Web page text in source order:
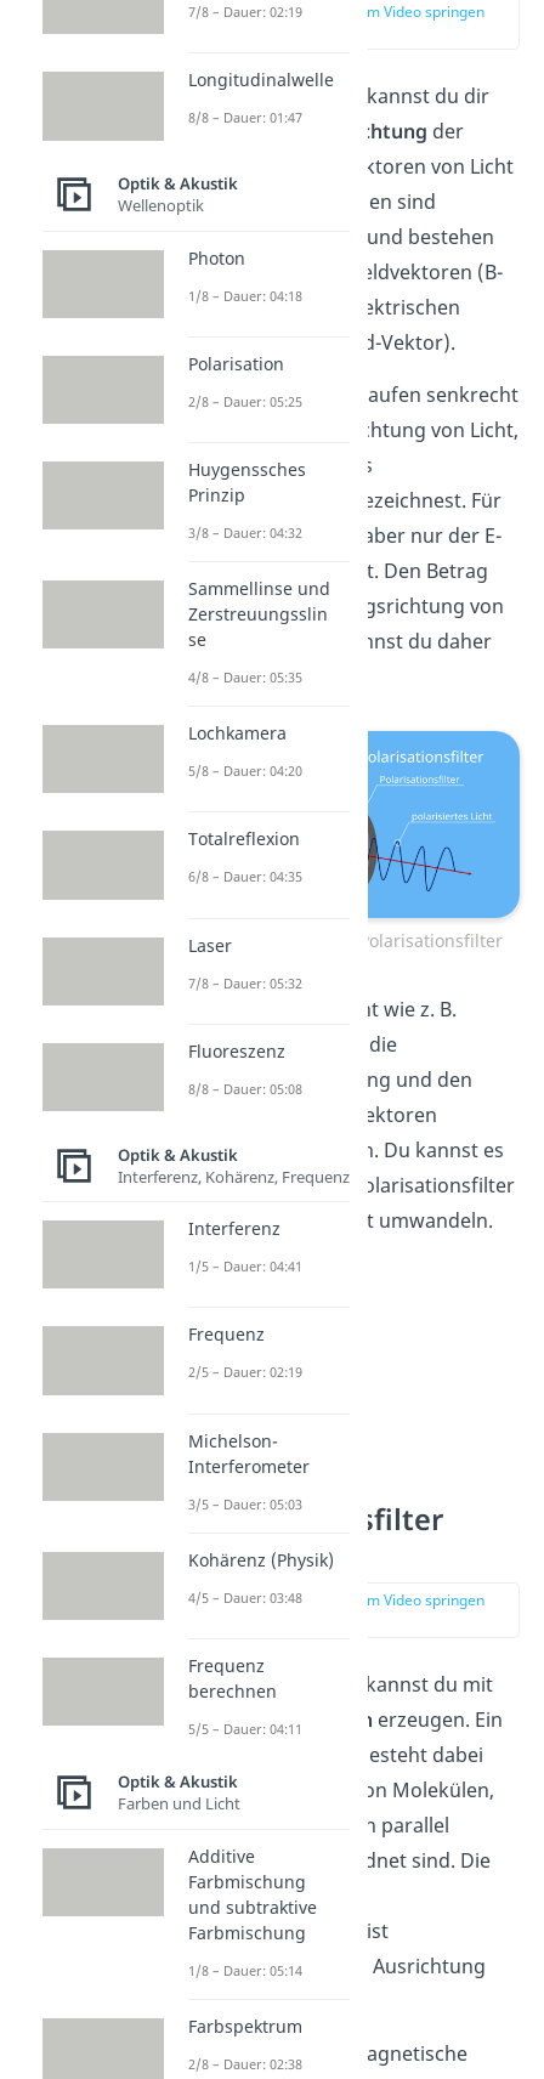
zur Stelle im Video springen
Unter
kannst du dir
die
Schwingungsrichtung der
elektrischen Feldvektoren von Licht
vorstellen. Lichtwellen sind
elektromagnetisch und bestehen
somit aus Magnetfeldvektoren (B-
Feld-Vektor) und elektrischen
Feldvektoren (E-Feld-Vektor).
Beide Vektoren verlaufen senkrecht
zur Ausbreitungsrichtung von Licht,
weshalb du Licht als
Transversalwelle
bezeichnest. Für
die Polarisation ist aber nur der E-
Feld-Vektor relevant. Den Betrag
und die Schwingungsrichtung von
E-Feld-Vektoren nennst du daher
Polarisation
Polarisation durch Polarisationsfilter
Unpolarisiertes Licht wie z. B.
Sonnenlicht ändert die
Schwingungsrichtung und den
Betrag seiner Feldvektoren
hingegen willkürlich. Du kannst es
aber durch einen Polarisationsfilter
in polarisiertes Licht umwandeln.
Polarisationsfilter
Funktion
zur Stelle im Video springen
Polarisiertes Licht kannst du mit
Polarisationsfiltern erzeugen. Ein
Polarisationsfilter besteht dabei
aus einer Vielzahl von Molekülen,
die in Molekülketten parallel
zueinander angeordnet sind. Die
optische Achse
Polarisationsfilters ist
dann senkrecht zur Ausrichtung
Trifft eine elektromagnetische
7/8 – Dauer: 02:19
Longitudinalwelle
8/8 – Dauer: 01:47
Optik & Akustik
Wellenoptik
Photon
1/8 – Dauer: 04:18
Polarisation
2/8 – Dauer: 05:25
Huygenssches
Prinzip
3/8 – Dauer: 04:32
Sammellinse und
Zerstreuungsslin
se
4/8 – Dauer: 05:35
Lochkamera
5/8 – Dauer: 04:20
Totalreflexion
6/8 – Dauer: 04:35
Laser
7/8 – Dauer: 05:32
Fluoreszenz
8/8 – Dauer: 05:08
Optik & Akustik
Interferenz, Kohärenz, Frequenz
Interferenz
1/5 – Dauer: 04:41
Frequenz
2/5 – Dauer: 02:19
Michelson-
Interferometer
3/5 – Dauer: 05:03
Kohärenz (Physik)
4/5 – Dauer: 03:48
Frequenz
berechnen
5/5 – Dauer: 04:11
Optik & Akustik
Farben und Licht
Additive
Farbmischung
und subtraktive
Farbmischung
1/8 – Dauer: 05:14
Farbspektrum
2/8 – Dauer: 02:38